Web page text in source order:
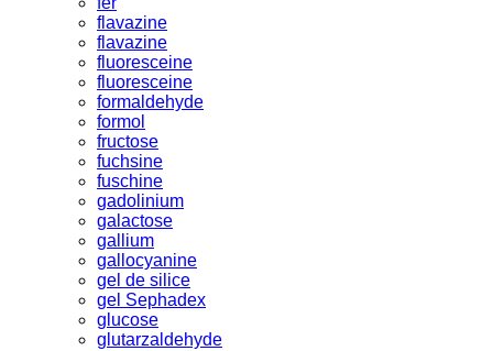
flavazine
flavazine
fluoresceine
fluoresceine
formaldehyde
formol
fructose
fuchsine
fuschine
gadolinium
galactose
gallium
gallocyanine
gel de silice
gel Sephadex
glucose
glutarzaldehyde